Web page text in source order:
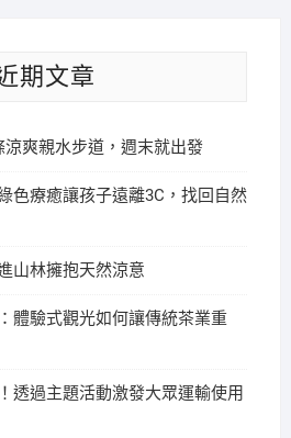
期文章
爽親水步道，週末就出發
色療癒讓孩子遠離3C，找回自然
山林擁抱天然涼意
體驗式觀光如何讓傳統茶業重
透過主題活動激發大眾運輸使用